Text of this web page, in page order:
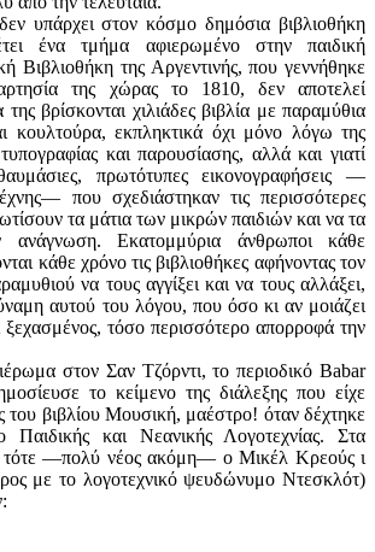
υπάρχει στον κόσμο δημόσια βιβλιοθήκη
ένα τμήμα αφιερωμένο στην παιδική
Βιβλιοθήκη της Αργεντινής, που γεννήθηκε
της χώρας το 1810, δεν αποτελεί
βρίσκονται χιλιάδες βιβλία με παραμύθια
κουλτούρα, εκπληκτικά όχι μόνο λόγω της
και παρουσίασης, αλλά και γιατί
πρωτότυπες εικονογραφήσεις —
που σχεδιάστηκαν τις περισσότερες
τα μάτια των μικρών παιδιών και να τα
ανάγνωση. Εκατομμύρια άνθρωποι κάθε
κάθε χρόνο τις βιβλιοθήκες αφήνοντας τον
να τους αγγίξει και να τους αλλάξει,
αυτού του λόγου, που όσο κι αν μοιάζει
ξεχασμένος, τόσο περισσότερο απορροφά την
στον Σαν Τζόρντι, το περιοδικό Babar
το κείμενο της διάλεξης που είχε
βιβλίου Μουσική, μαέστρο! όταν δέχτηκε
Παιδικής και Νεανικής Λογοτεχνίας. Στα
τότε —πολύ νέος ακόμη— ο Μικέλ Κρεούς ι
με το λογοτεχνικό ψευδώνυμο Ντεσκλότ)